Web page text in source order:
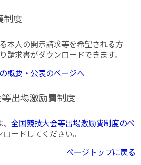
制度
本人の開示請求等を希望される方
請求書がダウンロードできます。
概要・公表のページへ
出場激励費制度
、全国競技大会等出場激励費制度のペ
ードしてください。
ページトップに戻る